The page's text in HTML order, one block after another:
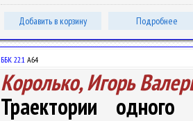
Добавить в корзину Подробнее
ББК 22.1 А64
Королько, Игорь
Траектории